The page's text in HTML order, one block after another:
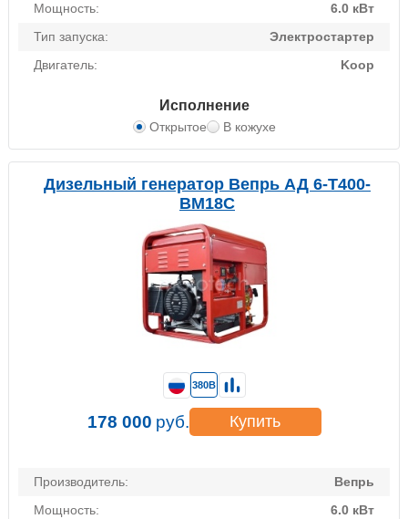
Мощность:
6.0 кВт
Тип запуска:
Электростартер
Двигатель:
Koop
Исполнение
Открытое В кожухе
Дизельный генератор Вепрь АД 6-T400-
BM18C
Производитель:
Вепрь
Мощность:
6.0 кВт
380В
178 000 руб. Купить